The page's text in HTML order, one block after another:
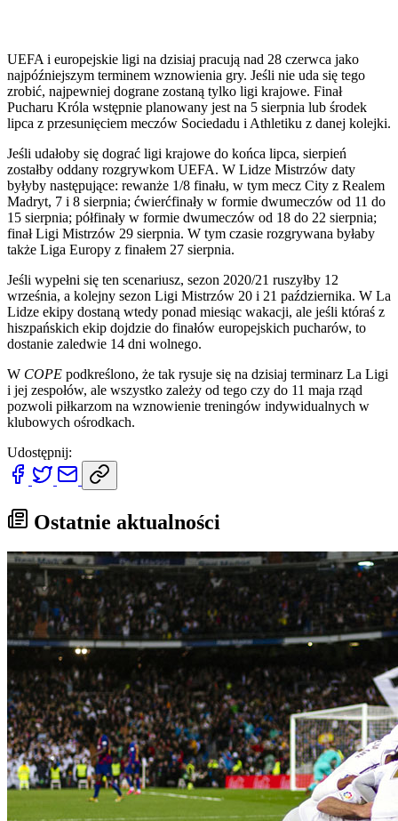
UEFA i europejskie ligi na dzisiaj pracują nad 28 czerwca jako
najpóźniejszym terminem wznowienia gry. Jeśli nie uda się tego
zrobić, najpewniej dograne zostaną tylko ligi krajowe. Finał
Pucharu Króla wstępnie planowany jest na 5 sierpnia lub środek
lipca z przesunięciem meczów Sociedadu i Athletiku z danej kolejki.
Jeśli udałoby się dograć ligi krajowe do końca lipca, sierpień
zostałby oddany rozgrywkom UEFA. W Lidze Mistrzów daty
byłyby następujące: rewanże 1/8 finału, w tym mecz City z Realem
Madryt, 7 i 8 sierpnia; ćwierćfinały w formie dwumeczów od 11 do
15 sierpnia; półfinały w formie dwumeczów od 18 do 22 sierpnia;
finał Ligi Mistrzów 29 sierpnia. W tym czasie rozgrywana byłaby
także Liga Europy z finałem 27 sierpnia.
Jeśli wypełni się ten scenariusz, sezon 2020/21 ruszyłby 12
września, a kolejny sezon Ligi Mistrzów 20 i 21 października. W La
Lidze ekipy dostaną wtedy ponad miesiąc wakacji, ale jeśli któraś z
hiszpańskich ekip dojdzie do finałów europejskich pucharów, to
dostanie zaledwie 14 dni wolnego.
W COPE podkreślono, że tak rysuje się na dzisiaj terminarz La Ligi
i jej zespołów, ale wszystko zależy od tego czy do 11 maja rząd
pozwoli piłkarzom na wznowienie treningów indywidualnych w
klubowych ośrodkach.
Udostępnij:
Ostatnie aktualności